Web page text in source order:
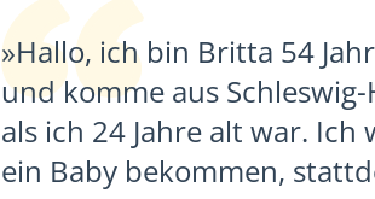
»Hallo, ich bin Britta 54
und komme aus
als ich 24 Jahre alt war.
ein Baby bekommen,